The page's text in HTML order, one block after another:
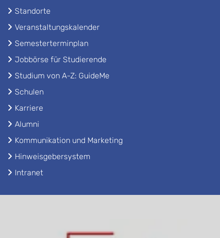
Standorte
Veranstaltungskalender
Semesterterminplan
Jobbörse für Studierende
Studium von A-Z: GuideMe
Schulen
Karriere
Alumni
Kommunikation und Marketing
Hinweisgebersystem
Intranet